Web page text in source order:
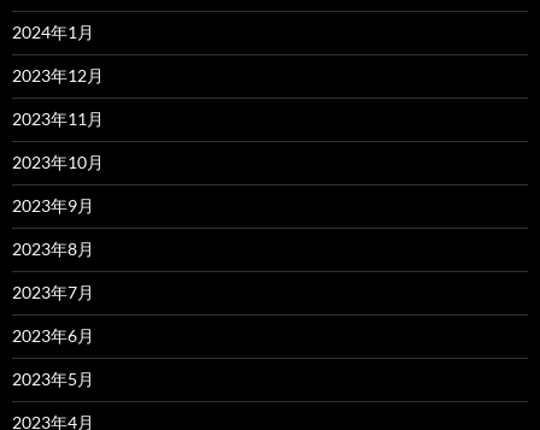
2024年1月
2023年12月
2023年11月
2023年10月
2023年9月
2023年8月
2023年7月
2023年6月
2023年5月
2023年4月